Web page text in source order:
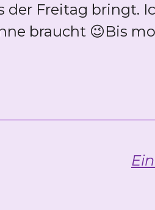
der Freitag bringt.
braucht 😉Bis